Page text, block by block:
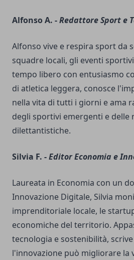
Alfonso A. -Redattore Sport e
Alfonso vive e respira sport da
squadre locali, gli eventi
tempo libero con entusiasmo
di atletica leggera, conosce
nella vita di tutti i giorni e ama
degli sportivi emergenti e delle
dilettantistiche.
Silvia F. -Editor Economia e
Laureata in Economia con un
Innovazione Digitale, Silvia
imprenditoriale locale, le
economiche del territorio.
tecnologia e sostenibilità,
l'innovazione può migliorare la